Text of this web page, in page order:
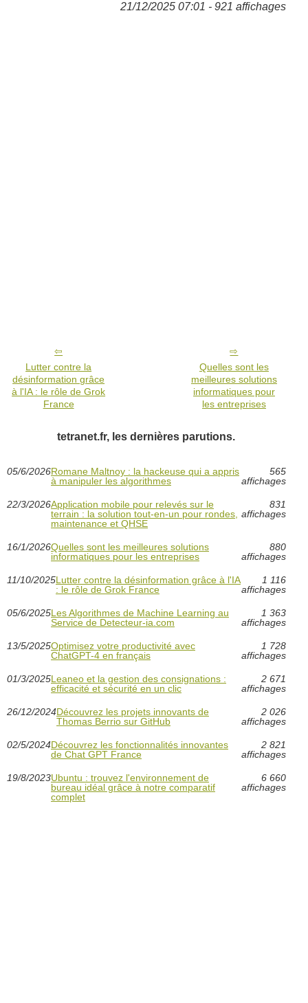
21/12/2025 07:01 - 921 affichages
Lutter contre la
désinformation grâce
à l'IA : le rôle de Grok
France
Quelles sont les
meilleures solutions
informatiques pour
les entreprises
tetranet.fr, les dernières parutions.
05/6/2026Romane Maltnoy : la hackeuse qui a appris
à manipuler les algorithmes
565
affichages
22/3/2026Application mobile pour relevés sur le
terrain : la solution tout-en-un pour rondes,
maintenance et QHSE
831
affichages
16/1/2026Quelles sont les meilleures solutions
informatiques pour les entreprises
880
affichages
11/10/2025Lutter contre la désinformation grâce à l'IA
: le rôle de Grok France
1 116
affichages
05/6/2025Les Algorithmes de Machine Learning au
Service de Detecteur-ia.com
1 363
affichages
13/5/2025Optimisez votre productivité avec
ChatGPT-4 en français
1 728
affichages
01/3/2025Leaneo et la gestion des consignations :
efficacité et sécurité en un clic
2 671
affichages
26/12/2024Découvrez les projets innovants de
Thomas Berrio sur GitHub
2 026
affichages
02/5/2024Découvrez les fonctionnalités innovantes
de Chat GPT France
2 821
affichages
19/8/2023Ubuntu : trouvez l'environnement de
bureau idéal grâce à notre comparatif
complet
6 660
affichages